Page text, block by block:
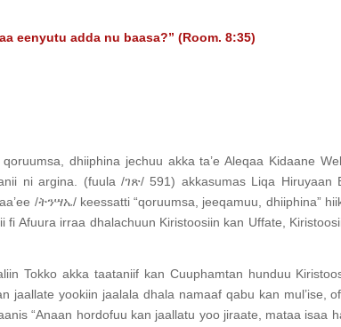
eenyutu adda nu baasa?” (Room. 8:35)
dhiiphina jechuu akka ta’e Aleqaa Kidaane
ni argina. (fuula /ገጽ/ 591) akkasumas Liqa Hiruyaan
/ትንሣኤ/ keessatti “qoruumsa, jeeqamuu, dhiiphina”
Afuura irraa dhalachuun Kiristoosiin kan Uffate,
Tokko akka taataniif kan Cuuphamtan hunduu
jaallate yookiin jaalala dhala namaaf qabu kan mul’ise,
“Anaan hordofuu kan jaallatu yoo jiraate, mataa isaa